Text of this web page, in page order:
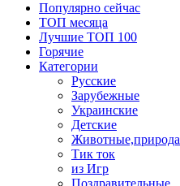
Популярно сейчас
ТОП месяца
Лучшие ТОП 100
Горячие
Категории
Русские
Зарубежные
Украинские
Детские
Животные,природа
Тик ток
из Игр
Поздравительные